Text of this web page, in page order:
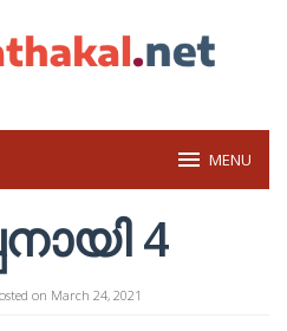
MENU
4
on March 24, 2021